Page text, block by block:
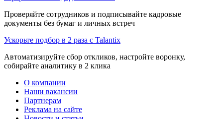
Проверяйте сотрудников и подписывайте кадровые
документы без бумаг и личных встреч
Ускорьте подбор в 2 раза с Talantix
Автоматизируйте сбор откликов, настройте воронку,
собирайте аналитику в 2 клика
О компании
Наши вакансии
Партнерам
Реклама на сайте